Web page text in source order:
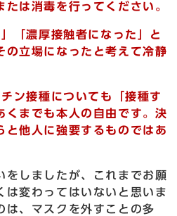
は消毒を行ってください。
「濃厚接触者になった」と
の立場になったと考えて冷静
ン接種についても「接種す
くまでも本人の自由です。決
と他人に強要するものではあ
をしましたが、これまでお願
は変わってはいないと思いま
は、マスクを外すことの多